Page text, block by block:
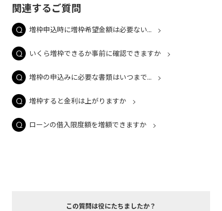
関連するご質問
増枠申込時に増枠希望金額は必要ない...
いくら増枠できるか事前に確認できますか
増枠の申込みに必要な書類はいつまで...
増枠すると金利は上がりますか
ローンの借入限度額を増額できますか
この質問は役にたちましたか？